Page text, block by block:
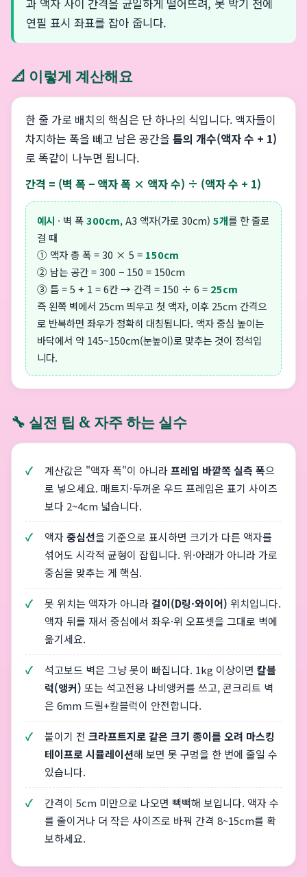
과 액자 사이 간격을 균일하게 떨어뜨려, 못 박기 전에
연필 표시 좌표를 잡아 줍니다.
📐 이렇게 계산해요
한 줄 가로 배치의 핵심은 단 하나의 식입니다. 액자들이
차지하는 폭을 빼고 남은 공간을 틈의 개수(액자 수 + 1)
로 똑같이 나누면 됩니다.
간격 = (벽 폭 − 액자 폭 × 액자 수) ÷ (액자 수 + 1)
예시 · 벽 폭300cm, A3 액자(가로 30cm) 5개를 한 줄로
걸 때
① 액자 총 폭 = 30 × 5 = 150cm
② 남는 공간 = 300 − 150 = 150cm
③ 틈 = 5 + 1 = 6칸 → 간격 = 150 ÷ 6 = 25cm
즉 왼쪽 벽에서 25cm 띄우고 첫 액자, 이후 25cm 간격으
로 반복하면 좌우가 정확히 대칭됩니다. 액자 중심 높이는
바닥에서 약 145~150cm(눈높이)로 맞추는 것이 정석입
니다.
🔧 실전 팁 & 자주 하는 실수
계산값은 "액자 폭"이 아니라프레임 바깥쪽 실측 폭으
로 넣으세요. 매트지·두꺼운 우드 프레임은 표기 사이즈
보다 2~4cm 넓습니다.
액자중심선을 기준으로 표시하면 크기가 다른 액자를
섞어도 시각적 균형이 잡힙니다. 위·아래가 아니라 가로
중심을 맞추는 게 핵심.
못 위치는 액자가 아니라걸이(D링·와이어) 위치입니다.
액자 뒤를 재서 중심에서 좌우·위 오프셋을 그대로 벽에
옮기세요.
석고보드 벽은 그냥 못이 빠집니다. 1kg 이상이면 칼블
럭(앵커) 또는 석고전용 나비앵커를 쓰고, 콘크리트 벽
은 6mm 드릴+칼블럭이 안전합니다.
붙이기 전 크라프트지로 같은 크기 종이를 오려 마스킹
테이프로 시뮬레이션해 보면 못 구멍을 한 번에 줄일 수
있습니다.
간격이 5cm 미만으로 나오면 빽빽해 보입니다. 액자 수
를 줄이거나 더 작은 사이즈로 바꿔 간격 8~15cm를 확
보하세요.